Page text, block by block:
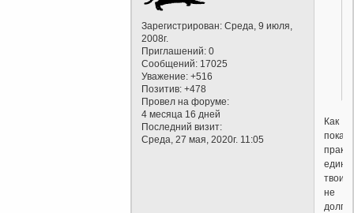
Зарегистрирован: Среда, 9 июля,
2008г.
Приглашений: 0
Сообщений: 17025
Уважение: +516
Позитив: +478
Провел на форуме:
4 месяца 16 дней
Последний визит:
Среда, 27 мая, 2020г. 11:05
Как
твои
не